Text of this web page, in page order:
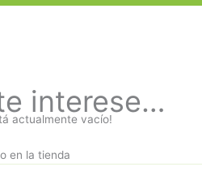
interese…
actualmente vacío!
en la tienda